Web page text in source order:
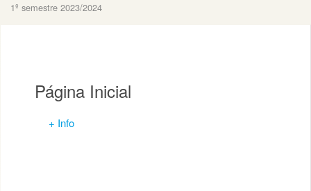
1º semestre 2023/2024
Página Inicial
+ Info